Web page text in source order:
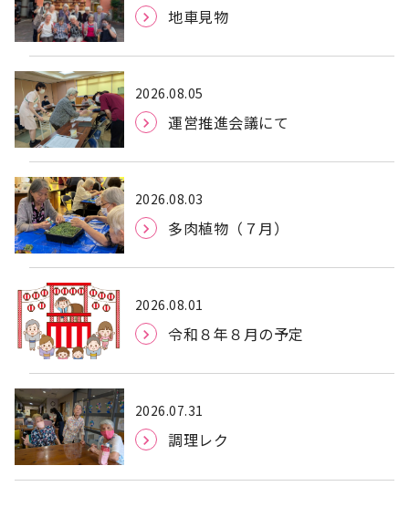
地車見物
2026.08.05
運営推進会議にて
2026.08.03
多肉植物（７月）
2026.08.01
令和８年８月の予定
2026.07.31
調理レク